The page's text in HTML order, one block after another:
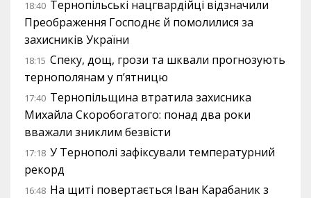
18:40 Тернопільські нацгвардійці відзначили
Преображення Господнє й помолилися за
захисників України
18:15 Спеку, дощ, грози та шквали прогнозують
тернополянам у п’ятницю
17:40 Тернопільщина втратила захисника
Михайла Скоробогатого: понад два роки
вважали зниклим безвісти
17:18 У Тернополі зафіксували температурний
рекорд
16:48 На щиті повертається Іван Карабаник з